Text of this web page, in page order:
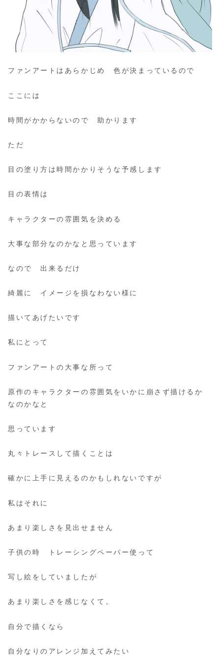
ファンアートはあらかじめ 色が決まっているので
ここには
時間がかからないので 助かります
ただ
目の塗り方は時間かかりそうな予感します
目の表情は
キャラクターの雰囲気を決める
大事な部分なのかなと思っています
なので 出来るだけ
綺麗に イメージを損なわない様に
描いてあげたいです
私にとって
ファンアートの大事な所って
原作のキャラクターの雰囲気をいかに崩さず描けるか
なのかなと
思っています
丸々トレースして描くことは
確かに上手に見えるのかもしれないですが
私はそれに
あまり楽しさを見出せません
子供の時 トレーシングペーパー使って
写し絵をしていましたが
あまり楽しさを感じなくて。
自分で描くなら
自分なりのアレンジ加えてみたい